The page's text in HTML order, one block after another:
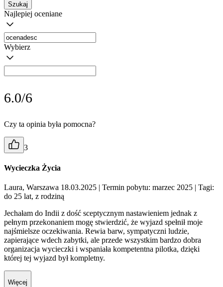
Szukaj
Najlepiej oceniane
Wybierz
6.0/6
Czy ta opinia była pomocna?
3
Wycieczka Życia
Laura, Warszawa 18.03.2025 | Termin pobytu: marzec 2025 | Tagi:
do 25 lat, z rodziną
Jechałam do Indii z dość sceptycznym nastawieniem jednak z
pełnym przekonaniem mogę stwierdzić, że wyjazd spełnił moje
najśmielsze oczekiwania. Rewia barw, sympatyczni ludzie,
zapierające wdech zabytki, ale przede wszystkim bardzo dobra
organizacja wycieczki i wspaniała kompetentna pilotka, dzięki
której tej wyjazd był kompletny.
Więcej